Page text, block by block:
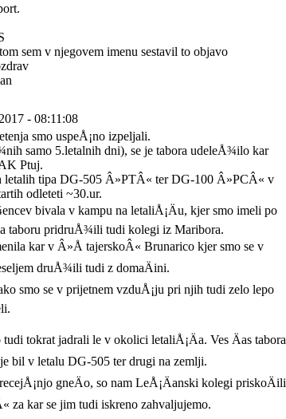
sem v njegovem imenu sestavil to objavo
- 08:11:08
smo uspeÅ¡no izpeljali.
samo 5.letalnih dni), se je tabora udeleÅ¾ilo kar
Ptuj.
letalih tipa DG-505 Â»PTÂ« ter DG-100 Â»PCÂ« v
odleteti ~30.ur.
bivala v kampu na letaliÅ¡Äu, kjer smo imeli po
taboru pridruÅ¾ili tudi kolegi iz Maribora.
kar v Â»Å tajerskoÂ« Brunarico kjer smo se v
druÅ¾ili tudi z domaÄini.
smo se v prijetnem vzduÅ¡ju pri njih tudi zelo lepo
tokrat jadrali le v okolici letaliÅ¡Äa. Ves Äas tabora
bil v letalu DG-505 ter drugi na zemlji.
gneÄo, so nam LeÅ¡Äanski kolegi priskoÄili
za kar se jim tudi iskreno zahvaljujemo.